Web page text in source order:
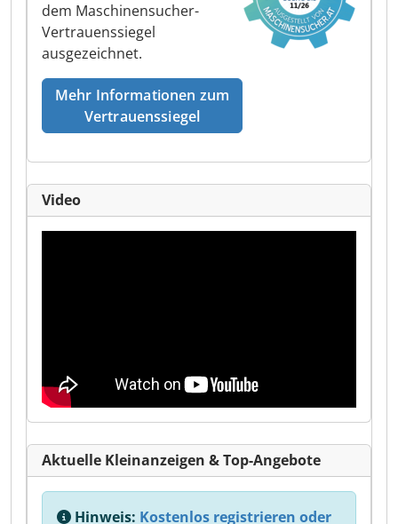
dem Maschinensucher-
Vertrauenssiegel
ausgezeichnet.
Mehr Informationen zum
Vertrauenssiegel
Video
Aktuelle Kleinanzeigen & Top-Angebote
Hinweis: Kostenlos registrieren oder